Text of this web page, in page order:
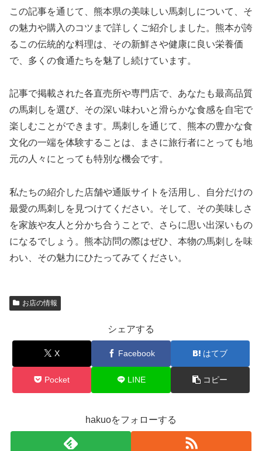
この記事を通じて、熊本県の美味しい馬刺しについて、そ
の魅力や購入のコツまで詳しくご紹介しました。熊本が誇
るこの伝統的な料理は、その新鮮さや健康に良い栄養価
で、多くの食通たちを魅了し続けています。
記事で掲載された各直売所や専門店で、あなたも最高品質
の馬刺しを選び、その深い味わいと滑らかな食感を自宅で
楽しむことができます。馬刺しを通じて、熊本の豊かな食
文化の一端を体験することは、まさに旅行者にとっても地
元の人々にとっても特別な機会です。
私たちの紹介した店舗や通販サイトを活用し、自分だけの
最愛の馬刺しを見つけてください。そして、その美味しさ
を家族や友人と分かち合うことで、さらに思い出深いもの
になるでしょう。熊本訪問の際はぜひ、本物の馬刺しを味
わい、その魅力にひたってみてください。
お店の情報
シェアする
X Facebook はてブ
Pocket LINE コピー
hakuoをフォローする